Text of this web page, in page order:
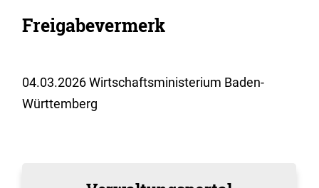
Freigabevermerk
04.03.2026 Wirtschaftsministerium Baden-
Württemberg